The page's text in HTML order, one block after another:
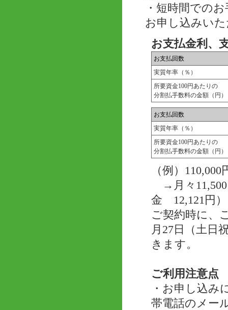
・短時間での
お申し込みい
お支払金利、
お支払回数
実質年率（％）
所要資金100円あたりの
分割払手数料の金額（円）
お支払回数
実質年率（％）
所要資金100円あたりの
分割払手数料の金額（円）
（例）
→月々11,500
金 12,121円）
ご契約時に、
月27日（土日
きます。
ご利用注意点
・お申し込み
帯電話のメー